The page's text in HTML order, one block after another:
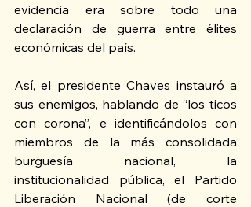
evidencia era sobre todo una
declaración de guerra entre élites
económicas del país.
Así, el presidente Chaves instauró a
sus enemigos, hablando de “los ticos
con corona”, e identificándolos con
miembros de la más consolidada
burguesía nacional, la
institucionalidad pública, el Partido
Liberación Nacional (de corte